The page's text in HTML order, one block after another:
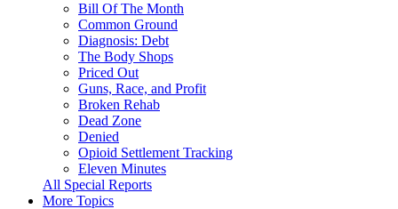
Bill Of The Month
Common Ground
Diagnosis: Debt
The Body Shops
Priced Out
Guns, Race, and Profit
Broken Rehab
Dead Zone
Denied
Opioid Settlement Tracking
Eleven Minutes
All Special Reports
More Topics